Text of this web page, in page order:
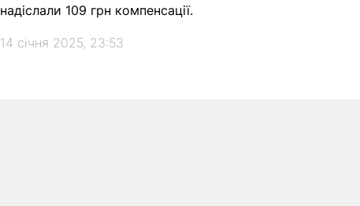
надіслали 109 грн компенсації.
14 січня 2025, 23:53